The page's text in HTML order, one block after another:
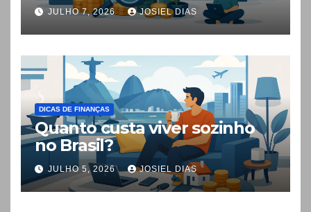
JULHO 7, 2026 JOSIEL DIAS
DICAS DE FINANÇAS
Quanto custa viver sozinho
no Brasil?
JULHO 5, 2026 JOSIEL DIAS